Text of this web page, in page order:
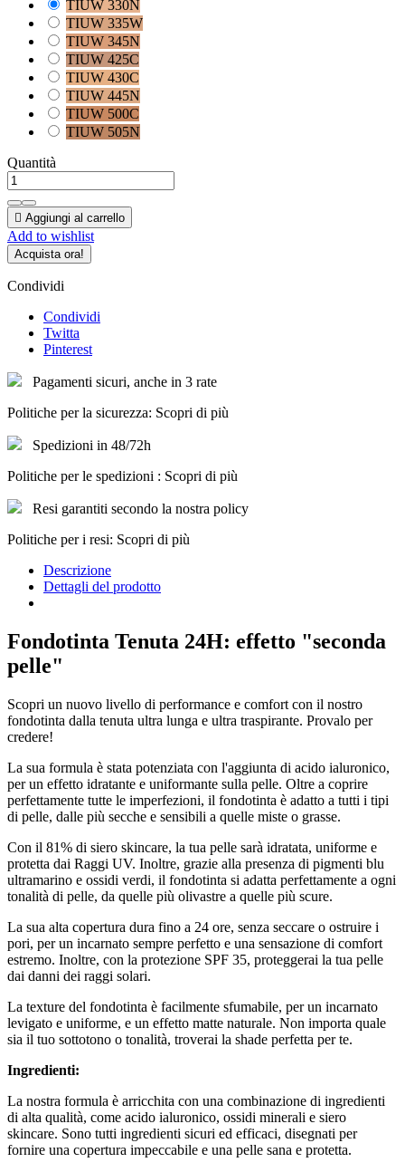
TIUW 330N
TIUW 335W
TIUW 345N
TIUW 425C
TIUW 430C
TIUW 445N
TIUW 500C
TIUW 505N
Quantità
 Aggiungi al carrello
Add to wishlist
Acquista ora!
Condividi
Condividi
Twitta
Pinterest
Pagamenti sicuri, anche in 3 rate
Politiche per la sicurezza: Scopri di più
Spedizioni in 48/72h
Politiche per le spedizioni : Scopri di più
Resi garantiti secondo la nostra policy
Politiche per i resi: Scopri di più
Descrizione
Dettagli del prodotto
Fondotinta Tenuta 24H: effetto "seconda
pelle"
Scopri un nuovo livello di performance e comfort con il nostro
fondotinta dalla tenuta ultra lunga e ultra traspirante. Provalo per
credere!
La sua formula è stata potenziata con l'aggiunta di acido ialuronico,
per un effetto idratante e uniformante sulla pelle. Oltre a coprire
perfettamente tutte le imperfezioni, il fondotinta è adatto a tutti i tipi
di pelle, dalle più secche e sensibili a quelle miste o grasse.
Con il 81% di siero skincare, la tua pelle sarà idratata, uniforme e
protetta dai Raggi UV. Inoltre, grazie alla presenza di pigmenti blu
ultramarino e ossidi verdi, il fondotinta si adatta perfettamente a ogni
tonalità di pelle, da quelle più olivastre a quelle più scure.
La sua alta copertura dura fino a 24 ore, senza seccare o ostruire i
pori, per un incarnato sempre perfetto e una sensazione di comfort
estremo. Inoltre, con la protezione SPF 35, proteggerai la tua pelle
dai danni dei raggi solari.
La texture del fondotinta è facilmente sfumabile, per un incarnato
levigato e uniforme, e un effetto matte naturale. Non importa quale
sia il tuo sottotono o tonalità, troverai la shade perfetta per te.
Ingredienti:
La nostra formula è arricchita con una combinazione di ingredienti
di alta qualità, come acido ialuronico, ossidi minerali e siero
skincare. Sono tutti ingredienti sicuri ed efficaci, disegnati per
fornire una copertura impeccabile e una pelle sana e protetta.